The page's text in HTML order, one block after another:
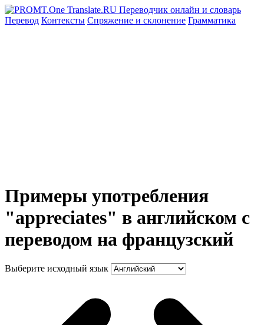
Перевод Контексты Спряжение и склонение Грамматика
Примеры употребления
"appreciates" в английском с
переводом на французский
Выберите исходный язык